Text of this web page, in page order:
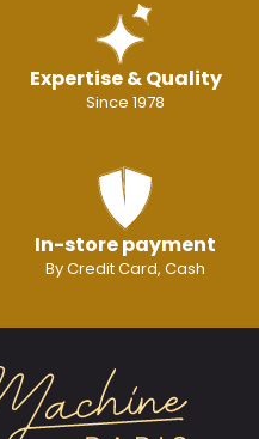
Expertise & Quality
Since 1978
In-store payment
By Credit Card, Cash